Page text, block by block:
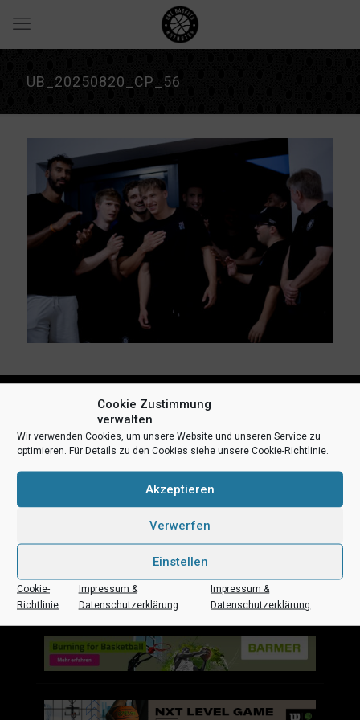
Cookie Zustimmung
verwalten
Wir verwenden Cookies, um unsere Website und unseren Service zu
optimieren. Für Details zu den Cookies siehe unsere Cookie-Richtlinie.
Akzeptieren
Verwerfen
Einstellen
Cookie-
Richtlinie
Impressum &
Datenschutzerklärung
Impressum &
Datenschutzerklärung
UB_20250820_CP_56
Uni Baskets auf Social Media
Impressum Datenschutz Kontakt Sponsoren